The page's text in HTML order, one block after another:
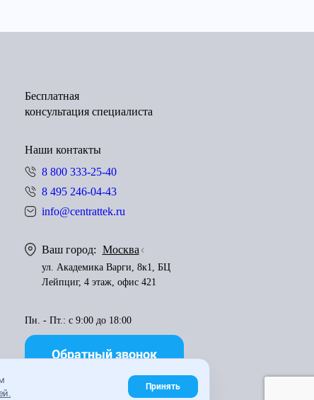
Принять
Бесплатная
консультация специалиста
Наши контакты
8 800 333-25-40
8 495 246-04-43
info@centrattek.ru
Ваш город: Москва
ул. Академика Варги, 8к1, БЦ
Лейпциг, 4 этаж, офис 421
Пн. - Пт.: с 9:00 до 18:00
Обратный звонок